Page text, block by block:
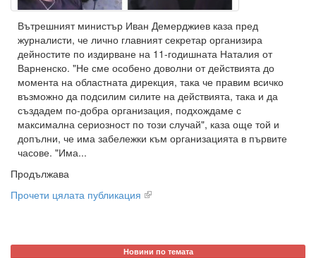
Вътрешният министър Иван Демерджиев каза пред
журналисти, че лично главният секретар организира
дейностите по издирване на 11-годишната Наталия от
Варненско. "Не сме особено доволни от действията до
момента на областната дирекция, така че правим всичко
възможно да подсилим силите на действията, така и да
създадем по-добра организация, подхождаме с
максимална сериозност по този случай", каза още той и
допълни, че има забележки към организацията в първите
часове. "Има...
Продължава
Прочети цялата публикация
Новини по темата